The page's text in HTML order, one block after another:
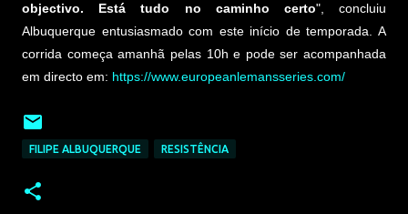
objectivo. Está tudo no caminho certo", concluiu
Albuquerque entusiasmado com este início de temporada. A
corrida começa amanhã pelas 10h e pode ser acompanhada
em directo em: https://www.europeanlemansseries.com/
FILIPE ALBUQUERQUE RESISTÊNCIA